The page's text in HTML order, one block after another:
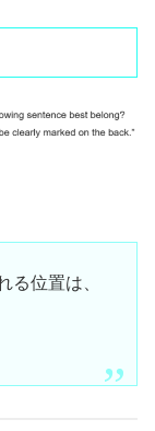
る位置は、